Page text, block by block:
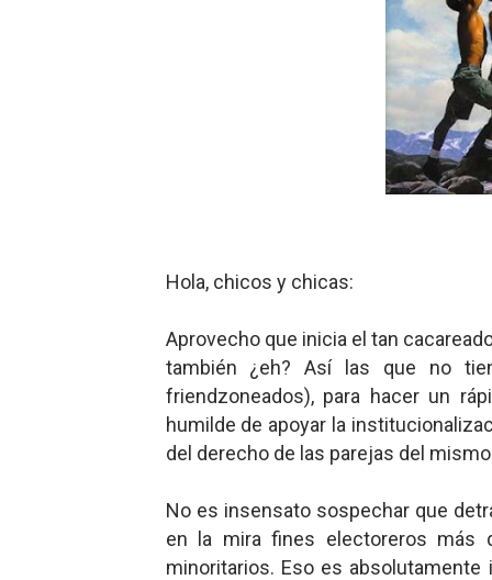
Mis historias favoritas de
Transformers: ¿Una
Gentile: Lo que debes
Definiendo: ¿Qué es el
Hola, chicos y chicas:
Aprovecho que inicia el tan
también ¿eh? Así las que no
friendzoneados), para hacer un
humilde de apoyar la
del derecho de las parejas del
No es insensato sospechar que
en la mira fines electoreros más
minoritarios. Eso es